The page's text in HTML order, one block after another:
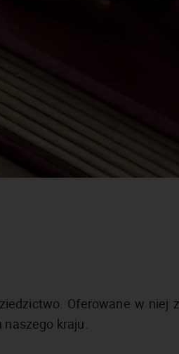
Oferowane w niej
kraju.